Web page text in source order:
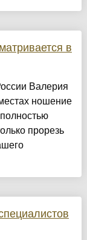
в
Валерия
ношение
прорезь